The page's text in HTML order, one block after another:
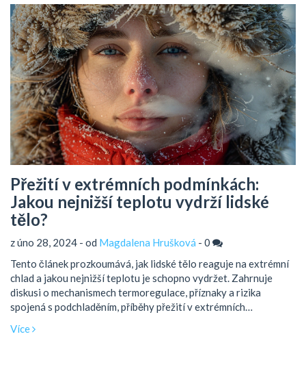
Přežití v extrémních podmínkách:
Jakou nejnižší teplotu vydrží lidské
tělo?
z úno 28, 2024 - od Magdalena Hrušková - 0
Tento článek prozkoumává, jak lidské tělo reaguje na extrémní
chlad a jakou nejnižší teplotu je schopno vydržet. Zahrnuje
diskusi o mechanismech termoregulace, příznaky a rizika
spojená s podchladěním, příběhy přežití v extrémních
Čtenáři získají ucelený přehled o výzvách, které nízké teploty
Více